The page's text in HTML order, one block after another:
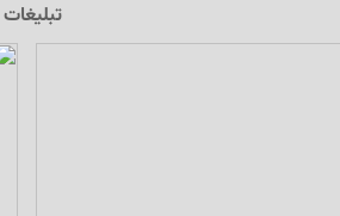
تبلیغات